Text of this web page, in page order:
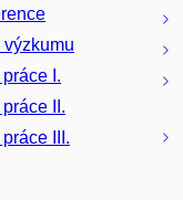
výzkumu
I.
II.
III.